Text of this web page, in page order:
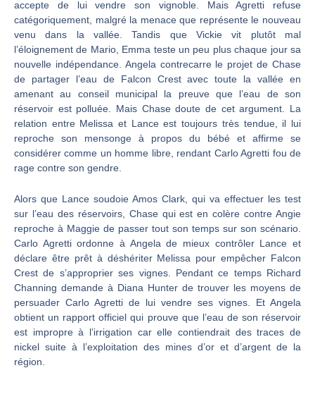
accepte de lui vendre son vignoble. Mais Agretti refuse
catégoriquement, malgré la menace que représente le nouveau
venu dans la vallée. Tandis que Vickie vit plutôt mal
l’éloignement de Mario, Emma teste un peu plus chaque jour sa
nouvelle indépendance. Angela contrecarre le projet de Chase
de partager l’eau de Falcon Crest avec toute la vallée en
amenant au conseil municipal la preuve que l’eau de son
réservoir est polluée. Mais Chase doute de cet argument. La
relation entre Melissa et Lance est toujours très tendue, il lui
reproche son mensonge à propos du bébé et affirme se
considérer comme un homme libre, rendant Carlo Agretti fou de
rage contre son gendre.
Alors que Lance soudoie Amos Clark, qui va effectuer les test
sur l’eau des réservoirs, Chase qui est en colère contre Angie
reproche à Maggie de passer tout son temps sur son scénario.
Carlo Agretti ordonne à Angela de mieux contrôler Lance et
déclare être prêt à déshériter Melissa pour empêcher Falcon
Crest de s’approprier ses vignes. Pendant ce temps Richard
Channing demande à Diana Hunter de trouver les moyens de
persuader Carlo Agretti de lui vendre ses vignes. Et Angela
obtient un rapport officiel qui prouve que l’eau de son réservoir
est impropre à l’irrigation car elle contiendrait des traces de
nickel suite à l’exploitation des mines d’or et d’argent de la
région.